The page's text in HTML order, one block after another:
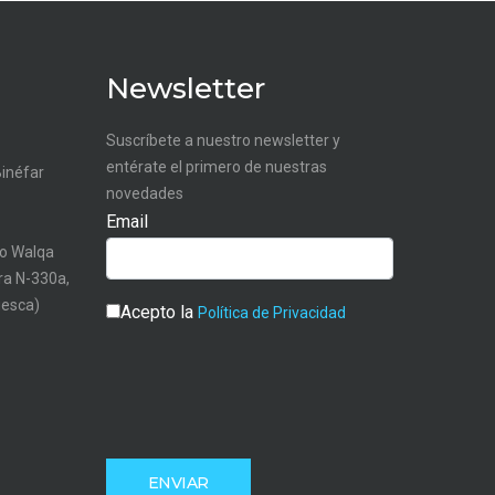
Walqa
N-330a,
Newsletter
Suscríbete a nuestro newsletter y
entérate el primero de nuestras
novedades
Email
Acepto la Política de Privacidad